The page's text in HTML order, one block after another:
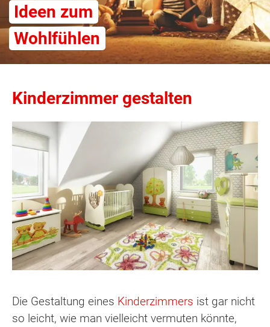
Ideen zum
Wohlfühlen
Kinderzimmer gestalten
Die Gestaltung eines Kinderzimmers ist gar nicht
so leicht, wie man vielleicht vermuten könnte,